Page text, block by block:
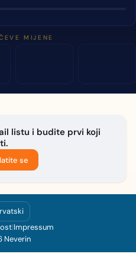
MIJENE
listu i budite prvi koji
se
|Impressum
Neverin